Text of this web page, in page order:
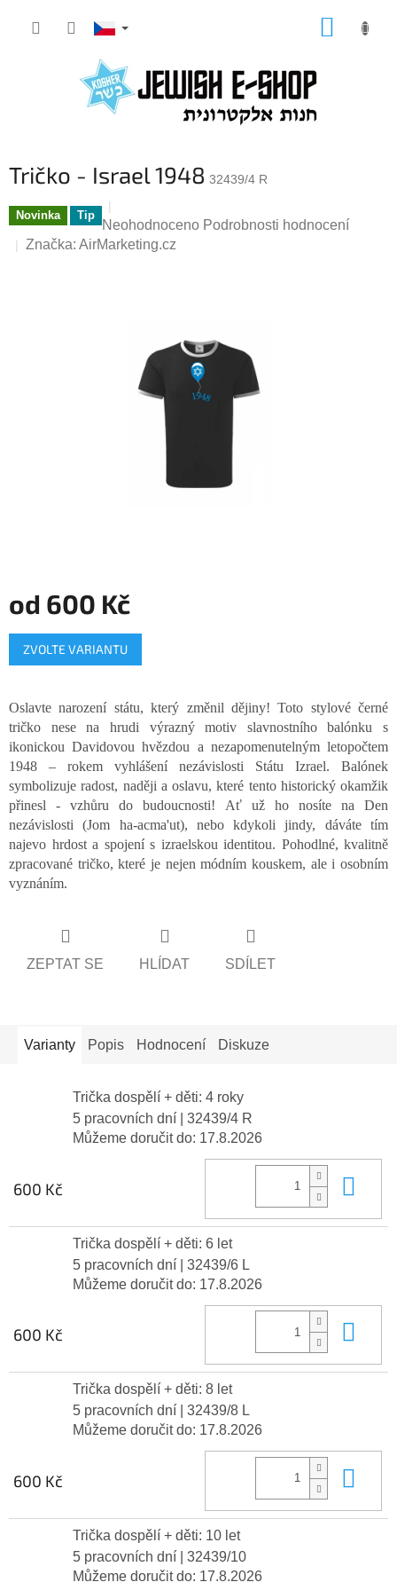
Tričko - Israel 1948 32439/4 R
Novinka Tip
Průměrné
hodnocení
hvězdiček.
Neohodnoceno Podrobnosti hodnocení
Značka: AirMarketing.cz
od 600 Kč
Měrná
cena:
ZVOLTE VARIANTU
Oslavte narození státu, který změnil dějiny! Toto stylové černé
tričko nese na hrudi výrazný motiv slavnostního balónku s
ikonickou Davidovou hvězdou a nezapomenutelným letopočtem
1948 – rokem vyhlášení nezávislosti Státu Izrael. Balónek
symbolizuje radost, naději a oslavu, které tento historický okamžik
přinesl - vzhůru do budoucnosti! Ať už ho nosíte na Den
nezávislosti (Jom ha-acma'ut), nebo kdykoli jindy, dáváte tím
najevo hrdost a spojení s izraelskou identitou. Pohodlné, kvalitně
zpracované tričko, které je nejen módním kouskem, ale i osobním
vyznáním.
ZEPTAT SE HLÍDAT SDÍLET
Varianty Popis Hodnocení Diskuze
Trička dospělí + děti: 4 roky
5 pracovních dní
| 32439/4 R
Můžeme doručit do: 17.8.2026
600 Kč
Trička dospělí + děti: 6 let
5 pracovních dní
| 32439/6 L
Můžeme doručit do: 17.8.2026
600 Kč
Trička dospělí + děti: 8 let
5 pracovních dní
| 32439/8 L
Můžeme doručit do: 17.8.2026
600 Kč
Trička dospělí + děti: 10 let
5 pracovních dní
| 32439/10
Můžeme doručit do: 17.8.2026